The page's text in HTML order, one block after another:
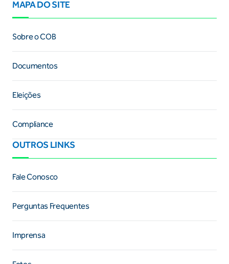
MAPA DO SITE
Sobre o COB
Documentos
Eleições
Compliance
OUTROS LINKS
Fale Conosco
Perguntas Frequentes
Imprensa